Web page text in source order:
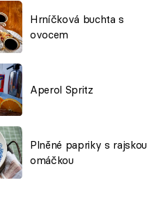
Hrníčková buchta s
ovocem
Aperol Spritz
Plněné papriky s rajskou
omáčkou